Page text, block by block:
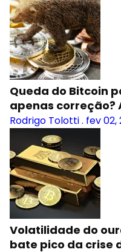
Queda do Bitcoin
apenas correção?
Rodrigo Tolotti. fev 02,
Volatilidade do
bate pico da crise